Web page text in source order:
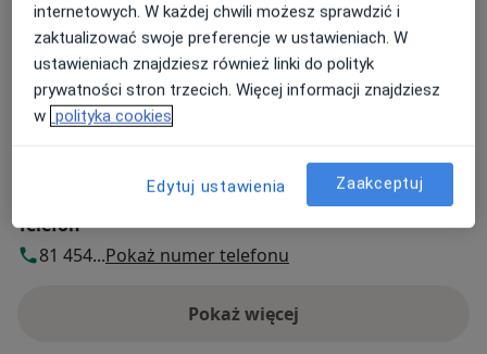
Płatność online akceptowana
Oszczędź swój czas przed wizytą.
Płatność online akceptowana
Szczegóły
Telefon
81 454...Pokaż numer telefonu
Pokaż więcej
o adresie
internetowych. W każdej chwili możesz sprawdzić i
zaktualizować swoje preferencje w ustawieniach. W
ustawieniach znajdziesz również linki do polityk
prywatności stron trzecich. Więcej informacji znajdziesz
w polityka cookies
Edytuj ustawienia Zaakceptuj